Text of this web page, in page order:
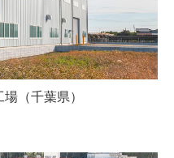
（千葉県）